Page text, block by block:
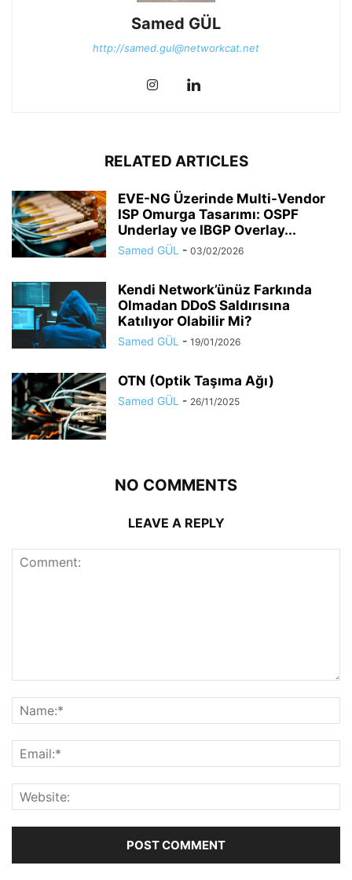
Samed GÜL
http://samed.gul@networkcat.net
RELATED ARTICLES
EVE-NG Üzerinde Multi-Vendor
ISP Omurga Tasarımı: OSPF
Underlay ve IBGP Overlay...
Samed GÜL - 03/02/2026
Kendi Network’ünüz Farkında
Olmadan DDoS Saldırısına
Katılıyor Olabilir Mi?
Samed GÜL - 19/01/2026
OTN (Optik Taşıma Ağı)
Samed GÜL - 26/11/2025
NO COMMENTS
LEAVE A REPLY